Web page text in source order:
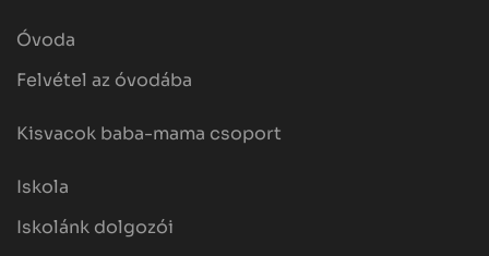
Óvoda
Felvétel az óvodába
Kisvacok baba-mama csoport
Iskola
Iskolánk dolgozói